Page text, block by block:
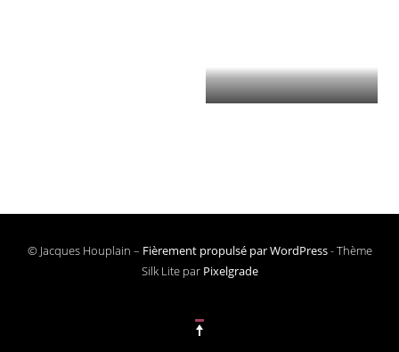
© Jacques Houplain – Fièrement propulsé par WordPress-Thème
Silk Lite par Pixelgrade